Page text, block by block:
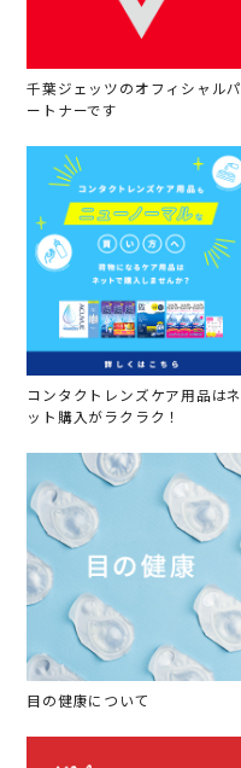
千葉ジェッツのオフィシャルパ
ートナーです
コンタクトレンズケア用品はネ
ット購入がラクラク！
目の健康について